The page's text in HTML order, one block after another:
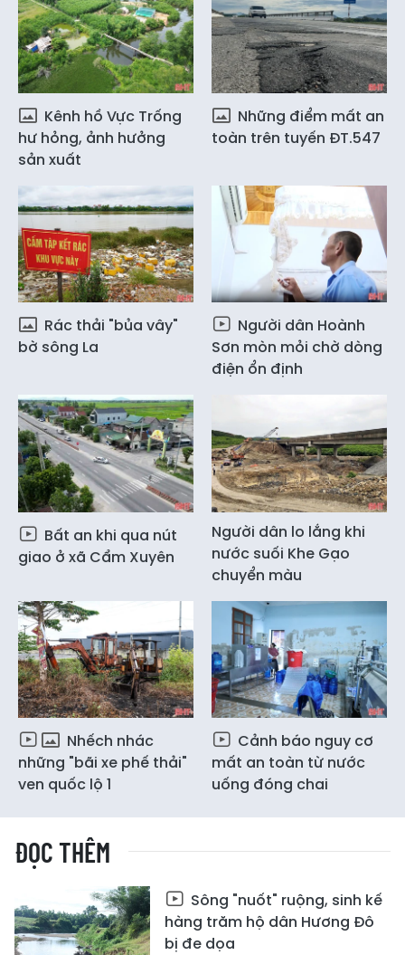
Kênh hồ Vực Trống
hư hỏng, ảnh hưởng
sản xuất
Những điểm mất an
toàn trên tuyến ĐT.547
Rác thải "bủa vây"
bờ sông La
Người dân Hoành
Sơn mòn mỏi chờ dòng
điện ổn định
Bất an khi qua nút
giao ở xã Cẩm Xuyên
Người dân lo lắng khi
nước suối Khe Gạo
chuyển màu
Nhếch nhác
những "bãi xe phế thải"
ven quốc lộ 1
Cảnh báo nguy cơ
mất an toàn từ nước
uống đóng chai
ĐỌC THÊM
Sông "nuốt" ruộng, sinh kế
hàng trăm hộ dân Hương Đô
bị đe dọa